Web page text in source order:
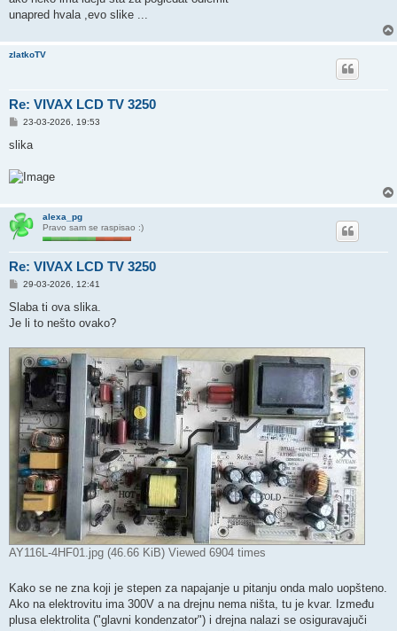
unapred hvala ,evo slike ...
zlatkoTV
Re: VIVAX LCD TV 3250
P
s
23-03-2026, 19:53
slika
alexa_pg
Pravo sam se raspisao :)
Re: VIVAX LCD TV 3250
P
s
29-03-2026, 12:41
Slaba ti ova slika.
Je li to nešto ovako?
AY116L-4HF01.jpg (46.66 KiB) Viewed 6904 times
Kako se ne zna koji je stepen za napajanje u pitanju onda malo uopšteno.
Ako na elektrovitu ima 300V a na drejnu nema ništa, tu je kvar. Između
plusa elektrolita ("glavni kondenzator") i drejna nalazi se osiguravajuči